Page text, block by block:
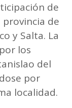
de
provincia de
y Salta. La
los
del
por
localidad.